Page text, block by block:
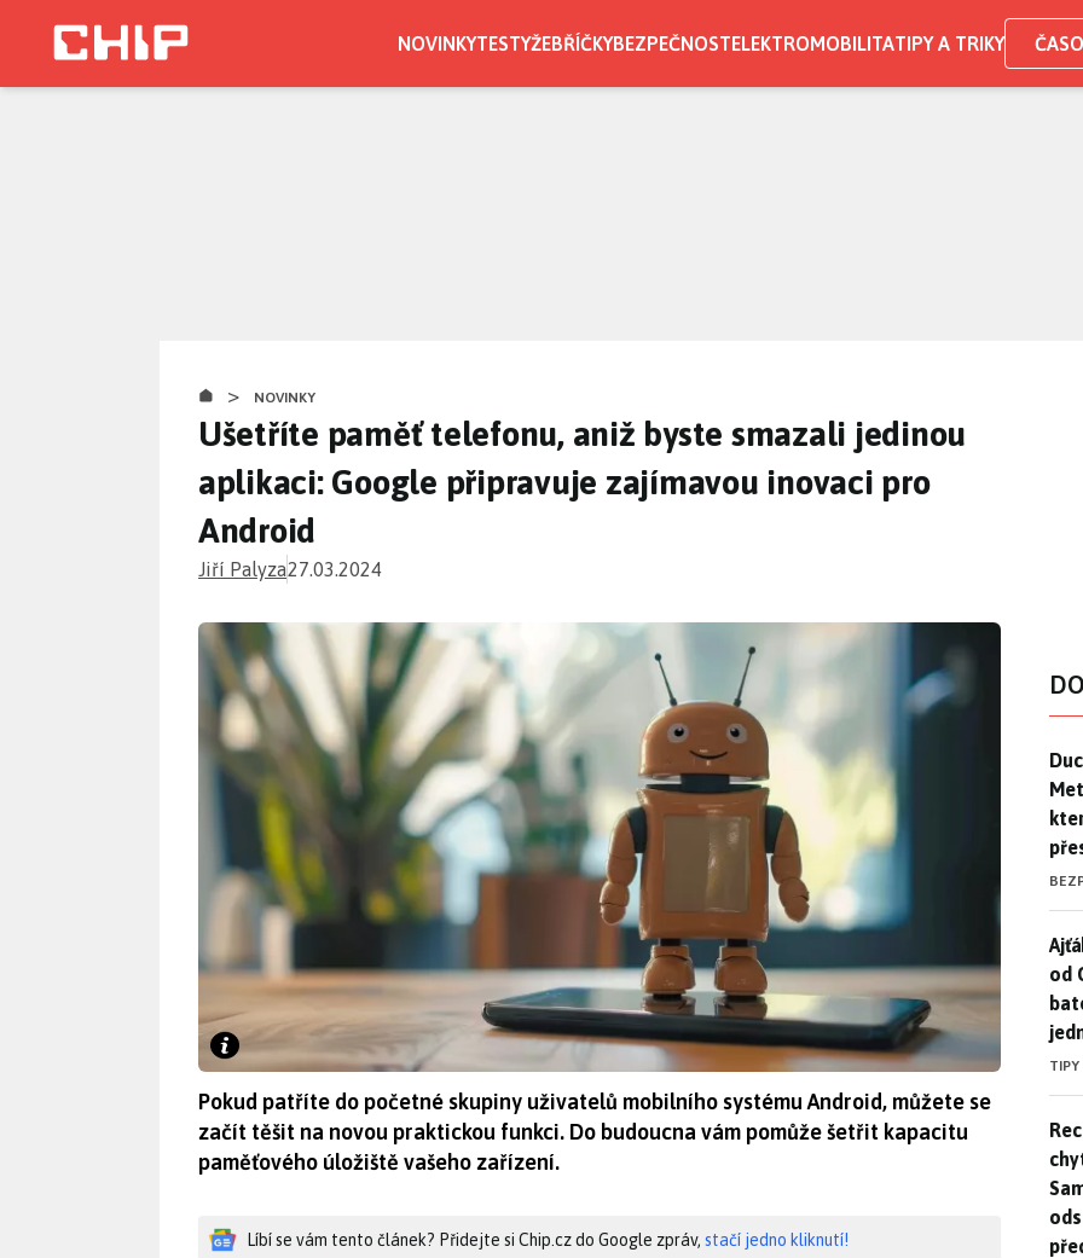
NOVINKYTESTYŽEBŘÍČKYBEZPEČNOSTELEKTROMOBILITATIPY A TRIKY
> NOVINKY
Ušetříte paměť telefonu, aniž byste smazali jedinou
aplikaci: Google připravuje zajímavou inovaci pro
Android
Jiří Palyza27.03.2024
Pokud patříte do početné skupiny uživatelů mobilního systému Android, můžete se
začít těšit na novou praktickou funkci. Do budoucna vám pomůže šetřit kapacitu
paměťového úložiště vašeho zařízení.
Líbí se vám tento článek? Přidejte si Chip.cz do Google zpráv, stačí jedno kliknutí!
od